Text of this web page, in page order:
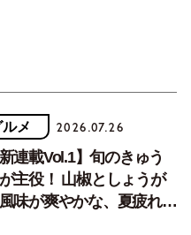
ルメ 2026.07.26
新連載Vol.1】旬のきゅう
主役！ 山椒としょうが
味が爽やかな、夏疲れを